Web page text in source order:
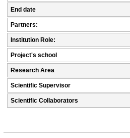
End date
Partners:
Institution Role:
Project's school
Research Area
Scientific Supervisor
Scientific Collaborators